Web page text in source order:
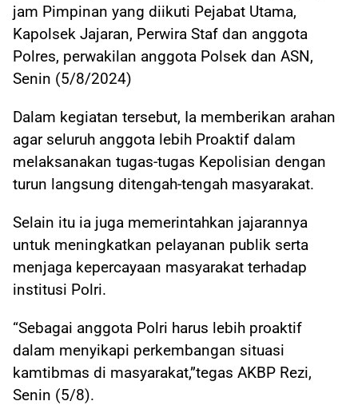
jam Pimpinan yang diikuti Pejabat Utama,
Kapolsek Jajaran, Perwira Staf dan anggota
Polres, perwakilan anggota Polsek dan ASN,
Senin (5/8/2024)
Dalam kegiatan tersebut, Ia memberikan arahan
agar seluruh anggota lebih Proaktif dalam
melaksanakan tugas-tugas Kepolisian dengan
turun langsung ditengah-tengah masyarakat.
Selain itu ia juga memerintahkan jajarannya
untuk meningkatkan pelayanan publik serta
menjaga kepercayaan masyarakat terhadap
institusi Polri.
“Sebagai anggota Polri harus lebih proaktif
dalam menyikapi perkembangan situasi
kamtibmas di masyarakat,”tegas AKBP Rezi,
Senin (5/8).